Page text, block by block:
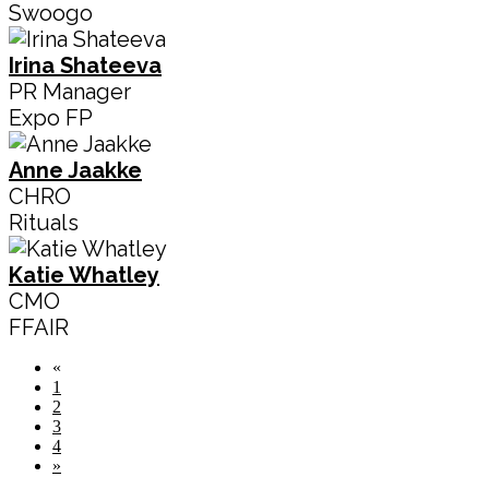
Swoogo
Irina Shateeva
PR Manager
Expo FP
Anne Jaakke
CHRO
Rituals
Katie Whatley
CMO
FFAIR
«
1
2
3
4
»